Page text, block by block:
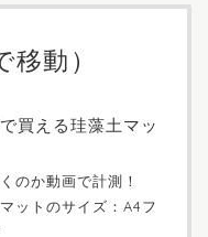
動）
買える珪藻土マッ
のか動画で計測！
ットのサイズ：A4フ